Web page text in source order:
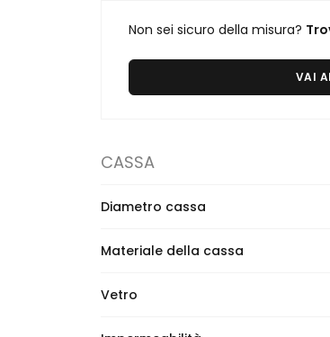
Non sei sicuro della misura?
VAI
CASSA
Diametro cassa
Materiale della cassa
Vetro